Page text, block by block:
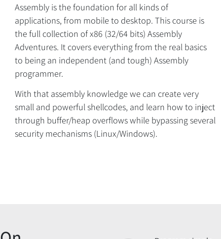
Assembly is the foundation for all kinds of
applications, from mobile to desktop. This course is
the full collection of x86 (32/64 bits) Assembly
Adventures. It covers everything from the real basics
to being an independent (and tough) Assembly
programmer.
With that assembly knowledge we can create very
small and powerful shellcodes, and learn how to inject
through buffer/heap overflows while bypassing several
security mechanisms (Linux/Windows).